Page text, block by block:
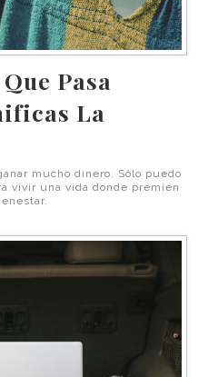
Pasa
La
mucho dinero. Sólo puedo
vivir una vida donde premien